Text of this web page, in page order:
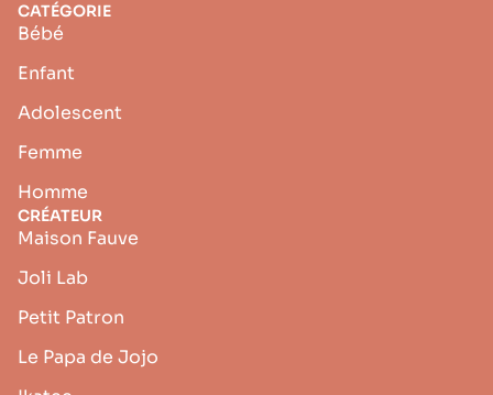
CATÉGORIE
Bébé
Enfant
Adolescent
Femme
Homme
CRÉATEUR
Maison Fauve
Joli Lab
Petit Patron
Le Papa de Jojo